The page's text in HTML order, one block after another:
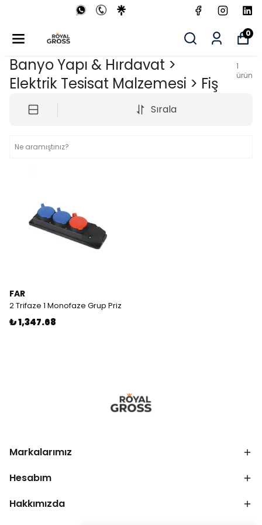
0
Banyo Yapı & Hırdavat >
Elektrik Tesisat Malzemesi > Fiş
1
ürün
Sırala
FAR
2 Trifaze 1 Monofaze Grup Priz
₺ 1,347.68
Markalarımız
Hesabım
Hakkımızda